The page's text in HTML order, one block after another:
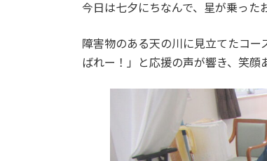
新
時
:
今日は七夕にちなんで、星が乗った
障害物のある天の川に見立てたコ
ばれー！」と応援の声が響き、笑顔